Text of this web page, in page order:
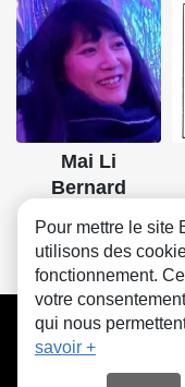
Mai Li
Bernard
CGU
Pour mettre le site
utilisons des
fonctionnement.
votre
qui nous
savoir +